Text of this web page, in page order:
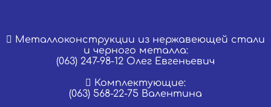
Металлоконструкции из нержавеющей стали
и черного металла:
(063) 247-98-12 Олег Евгеньевич
Комплектующие:
(063) 568-22-75 Валентина